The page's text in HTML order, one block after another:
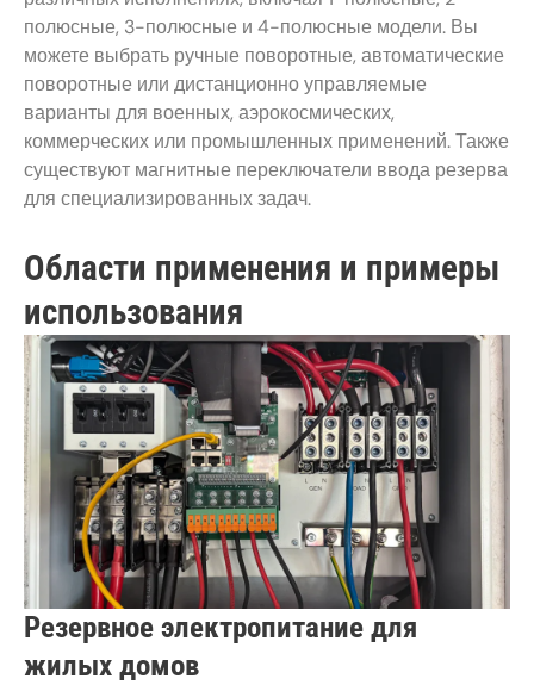
полюсные, 3-полюсные и 4-полюсные модели. Вы
можете выбрать ручные поворотные, автоматические
поворотные или дистанционно управляемые
варианты для военных, аэрокосмических,
коммерческих или промышленных применений. Также
существуют магнитные переключатели ввода резерва
для специализированных задач.
Области применения и примеры
использования
Резервное электропитание для
жилых домов